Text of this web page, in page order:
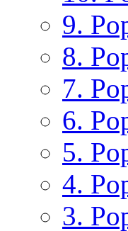
9.
8.
7.
6.
5.
4.
3.